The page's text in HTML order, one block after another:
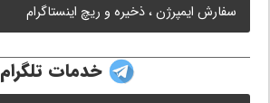
سفارش ایمپرژن ، ذخیره و ریچ اینستاگرام
خدمات تلگرام